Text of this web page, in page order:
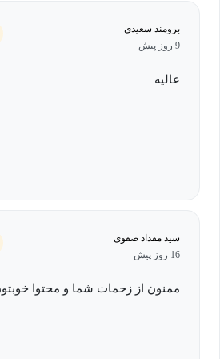
ابزارهای مصورسازی داده،
به‌صورت گرافیکی نمایش دهند.
بهتری از وضعیت فعلی محصول
برای اجرای هر مرحله است.
جهت‌گیری و اولویت‌های محصول
برومند سعیدی
9 روز پیش
عالیه
سید مقداد صفوی
16 روز پیش
ممنون از زحمات شما و محتوا